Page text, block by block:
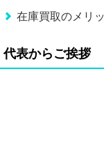
在庫買取のメリ
代表からご挨拶